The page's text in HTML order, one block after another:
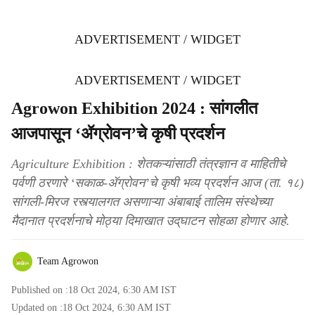
ADVERTISEMENT / WIDGET
ADVERTISEMENT / WIDGET
Agrowon Exhibition 2024 : सांगलीत
आजपासून ‘ॲग्रोवन’चे कृषी प्रदर्शन
Agriculture Exhibition : शेतकऱ्यांसाठी तंत्रज्ञान व माहितीचे
पर्वणी ठरणारे ‘सकाळ-ॲग्रोवन’चे कृषी भव्य प्रदर्शन आज (ता. १८)
सांगली-मिरज रस्त्यालगत असणाऱ्या अंबाबाई तालिम संस्थेच्या
मैदानात प्रदर्शनाचे मोठ्या दिमाखात उद्‌घाटन सोहळा होणार आहे.
Team Agrowon
Published on :18 Oct 2024, 6:30 AM IST
Updated on :18 Oct 2024, 6:30 AM IST